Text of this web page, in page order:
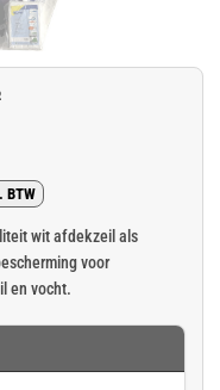
BTW
wit afdekzeil als
voor
en vocht.